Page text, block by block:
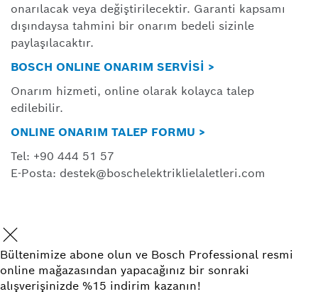
onarılacak veya değiştirilecektir. Garanti kapsamı
dışındaysa tahmini bir onarım bedeli sizinle
paylaşılacaktır.
BOSCH ONLINE ONARIM SERVİSİ >
Onarım hizmeti, online olarak kolayca talep
edilebilir.
ONLINE ONARIM TALEP FORMU >
Tel: +90 444 51 57
E-Posta: destek@boschelektriklielaletleri.com
Bültenimize abone olun ve Bosch Professional resmi
online mağazasından yapacağınız bir sonraki
alışverişinizde %15 indirim kazanın!